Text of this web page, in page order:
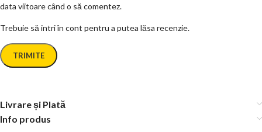
data viitoare când o să comentez.
Trebuie să intri în cont pentru a putea lăsa recenzie.
Livrare și Plată
Info produs